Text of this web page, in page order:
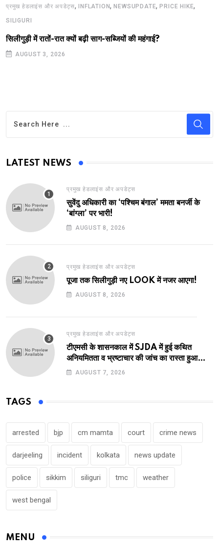
प्रमुख हेडलाइंस और अपडेट्स,INFLATION,NEWSUPDATE,PRICE HIKE,
SILIGURI
सिलीगुड़ी में रातों-रात क्यों बढ़ी साग-सब्जियों की महंगाई?
AUGUST 3, 2026
LATEST NEWS
प्रमुख हेडलाइंस और अपडेट्स
सुवेंदु अधिकारी का ‘पश्चिम बंगाल’ ममता बनर्जी के
‘बांग्ला’ पर भारी!
AUGUST 8, 2026
प्रमुख हेडलाइंस और अपडेट्स
पूजा तक सिलीगुड़ी नए LOOK में नजर आएगा!
AUGUST 8, 2026
प्रमुख हेडलाइंस और अपडेट्स
टीएमसी के शासनकाल में SJDA में हुई कथित
अनियमितता व भ्रष्टाचार की जांच का रास्ता हुआ
प्रशस्त! एक नए अवतार में लौटा SJDA!
AUGUST 7, 2026
TAGS
arrested bjp cm mamta court crime news
darjeeling incident kolkata news update
police sikkim siliguri tmc weather
west bengal
MENU